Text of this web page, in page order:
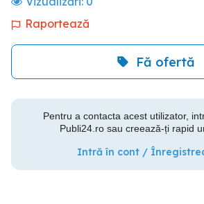
Raportează
Fă ofertă
Pentru a contacta acest utilizator,
Publi24.ro sau creează-ți rapid
Intră în cont /